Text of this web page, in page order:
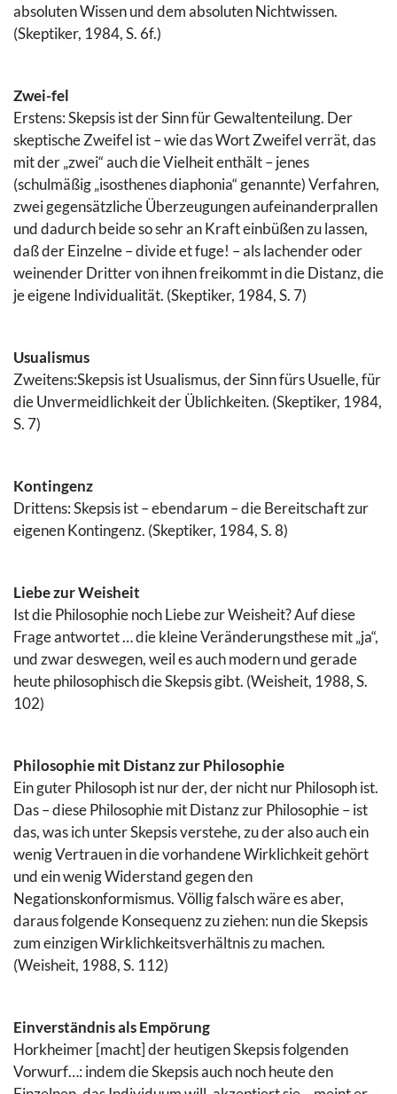
absoluten Wissen und dem absoluten Nichtwissen.
(Skeptiker, 1984, S. 6f.)
Zwei-fel
Erstens: Skepsis ist der Sinn für Gewaltenteilung. Der
skeptische Zweifel ist – wie das Wort Zweifel verrät, das
mit der „zwei“ auch die Vielheit enthält – jenes
(schulmäßig „isosthenes diaphonia“ genannte) Verfahren,
zwei gegensätzliche Überzeugungen aufeinanderprallen
und dadurch beide so sehr an Kraft einbüßen zu lassen,
daß der Einzelne – divide et fuge! – als lachender oder
weinender Dritter von ihnen freikommt in die Distanz, die
je eigene Individualität. (Skeptiker, 1984, S. 7)
Usualismus
Zweitens:Skepsis ist Usualismus, der Sinn fürs Usuelle, für
die Unvermeidlichkeit der Üblichkeiten. (Skeptiker, 1984,
S. 7)
Kontingenz
Drittens: Skepsis ist – ebendarum – die Bereitschaft zur
eigenen Kontingenz. (Skeptiker, 1984, S. 8)
Liebe zur Weisheit
Ist die Philosophie noch Liebe zur Weisheit? Auf diese
Frage antwortet … die kleine Veränderungsthese mit „ja“,
und zwar deswegen, weil es auch modern und gerade
heute philosophisch die Skepsis gibt. (Weisheit, 1988, S.
102)
Philosophie mit Distanz zur Philosophie
Ein guter Philosoph ist nur der, der nicht nur Philosoph ist.
Das – diese Philosophie mit Distanz zur Philosophie – ist
das, was ich unter Skepsis verstehe, zu der also auch ein
wenig Vertrauen in die vorhandene Wirklichkeit gehört
und ein wenig Widerstand gegen den
Negationskonformismus. Völlig falsch wäre es aber,
daraus folgende Konsequenz zu ziehen: nun die Skepsis
zum einzigen Wirklichkeitsverhältnis zu machen.
(Weisheit, 1988, S. 112)
Einverständnis als Empörung
Horkheimer [macht] der heutigen Skepsis folgenden
Vorwurf…: indem die Skepsis auch noch heute den